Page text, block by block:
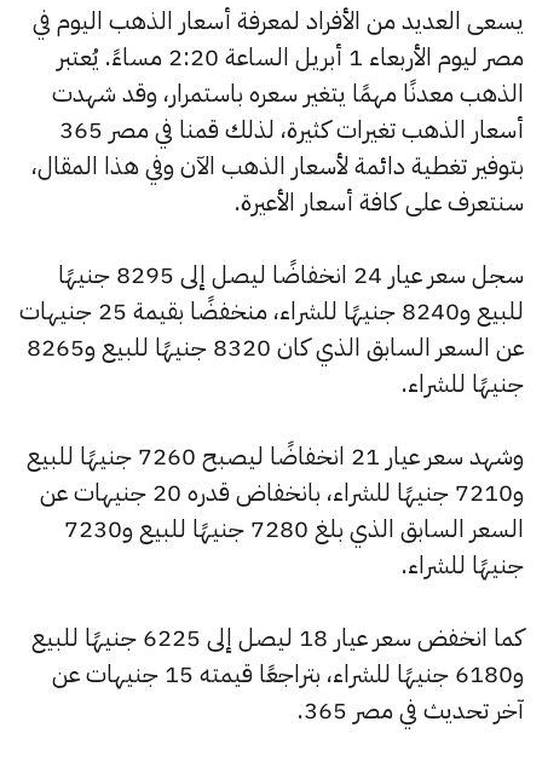
يسعى العديد من الأفراد لمعرفة أسعار الذهب اليوم في
مصر ليوم الأربعاء 1 أبريل الساعة 2:20 مساءً. يُعتبر
الذهب معدنًا مهمًا يتغير سعره باستمرار، وقد شهدت
أسعار الذهب تغيرات كثيرة، لذلك قمنا في مصر 365
بتوفير تغطية دائمة لأسعار الذهب الآن وفي هذا المقال،
سنتعرف على كافة أسعار الأعيرة.
سجل سعر عيار 24 انخفاضًا ليصل إلى 8295 جنيهًا
للبيع و8240 جنيهًا للشراء، منخفضًا بقيمة 25 جنيهات
عن السعر السابق الذي كان 8320 جنيهًا للبيع و8265
جنيهًا للشراء.
وشهد سعر عيار 21 انخفاضًا ليصبح 7260 جنيهًا للبيع
و7210 جنيهًا للشراء، بانخفاض قدره 20 جنيهات عن
السعر السابق الذي بلغ 7280 جنيهًا للبيع و7230
جنيهًا للشراء.
كما انخفض سعر عيار 18 ليصل إلى 6225 جنيهًا للبيع
و6180 جنيهًا للشراء، بتراجعًا قيمته 15 جنيهات عن
آخر تحديث في مصر 365.